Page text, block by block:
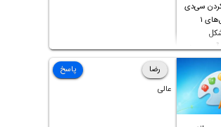
سی‌دی
صوتی که فایل‌های ۱
موجود
رضا
عالی
پاسخ